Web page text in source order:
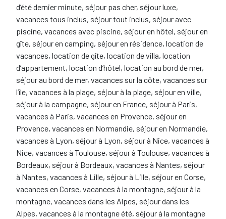
d’été dernier minute, séjour pas cher, séjour luxe,
vacances tous inclus, séjour tout inclus, séjour avec
piscine, vacances avec piscine, séjour en hôtel, séjour en
gîte, séjour en camping, séjour en résidence, location de
vacances, location de gîte, location de villa, location
d’appartement, location d’hôtel, location au bord de mer,
séjour au bord de mer, vacances sur la côte, vacances sur
l’île, vacances à la plage, séjour à la plage, séjour en ville,
séjour à la campagne, séjour en France, séjour à Paris,
vacances à Paris, vacances en Provence, séjour en
Provence, vacances en Normandie, séjour en Normandie,
vacances à Lyon, séjour à Lyon, séjour à Nice, vacances à
Nice, vacances à Toulouse, séjour à Toulouse, vacances à
Bordeaux, séjour à Bordeaux, vacances à Nantes, séjour
à Nantes, vacances à Lille, séjour à Lille, séjour en Corse,
vacances en Corse, vacances à la montagne, séjour à la
montagne, vacances dans les Alpes, séjour dans les
Alpes, vacances à la montagne été, séjour à la montagne